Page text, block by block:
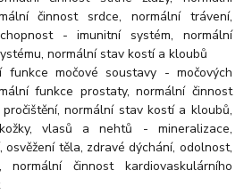
činnost srdce, normální trávení,
- imunitní systém, normální
normální stav kostí a kloubů
funkce močové soustavy - močových
funkce prostaty, normální činnost
normální stav kostí a kloubů,
vlasů a nehtů - mineralizace,
těla, zdravé dýchání, odolnost,
normální činnost kardiovaskulárního